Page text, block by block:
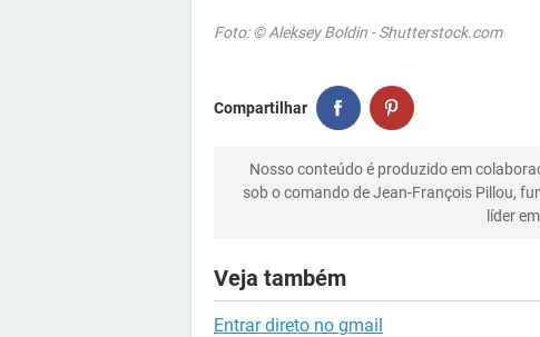
Foto: © Aleksey Boldin - Shutterstock.com
Compartilhar
Nosso conteúdo é produzido em
sob o comando de Jean-François Pillou,
líder
Veja também
Entrar direto no gmail